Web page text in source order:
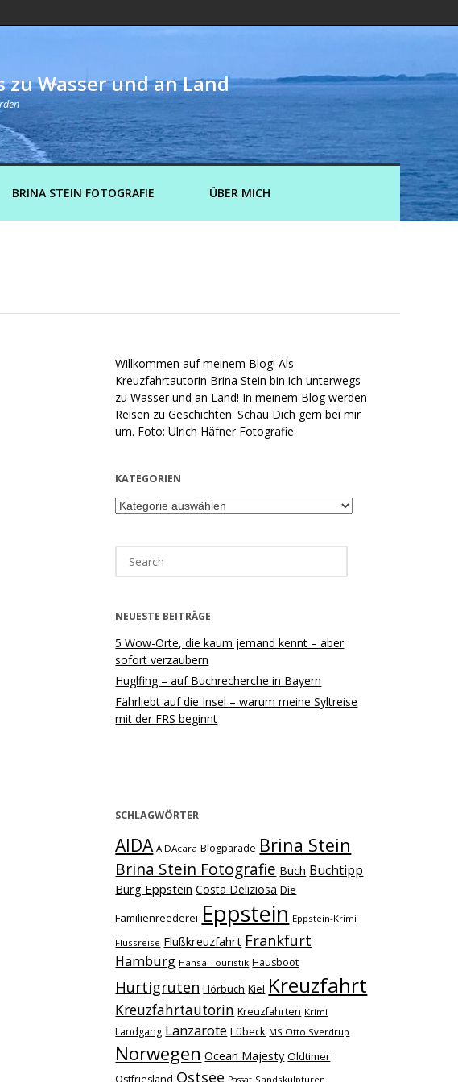
Wasser und an Land
BRINA STEIN FOTOGRAFIE ÜBER MICH
Willkommen auf meinem Blog! Als
Kreuzfahrtautorin Brina Stein bin ich unterwegs
zu Wasser und an Land! In meinem Blog werden
Reisen zu Geschichten. Schau Dich gern bei mir
um. Foto: Ulrich Häfner Fotografie.
KATEGORIEN
Kategorien
for:
NEUESTE BEITRÄGE
5 Wow-Orte, die kaum jemand kennt – aber
sofort verzaubern
Huglfing – auf Buchrecherche in Bayern
Fährliebt auf die Insel – warum meine Syltreise
mit der FRS beginnt
SCHLAGWÖRTER
AIDA AIDAcara Blogparade Brina Stein
Brina Stein Fotografie Buch Buchtipp
Burg Eppstein Costa Deliziosa Die
Familienreederei Eppstein Eppstein-Krimi
Flussreise Flußkreuzfahrt Frankfurt
Hamburg Hansa Touristik Hausboot
Hurtigruten Hörbuch Kiel Kreuzfahrt
Kreuzfahrtautorin Kreuzfahrten Krimi
Landgang Lanzarote Lübeck MS Otto Sverdrup
Norwegen Ocean Majesty Oldtimer
Ostsee Passat Sandskulpturen